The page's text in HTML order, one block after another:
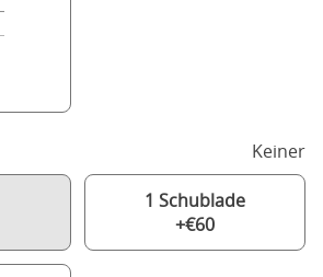
Keiner
1 Schublade
+€60